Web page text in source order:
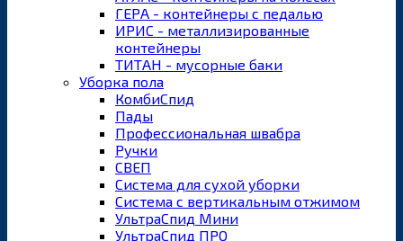
ГЕРА - контейнеры с педалью
ИРИС - металлизированные
контейнеры
ТИТАН - мусорные баки
Уборка пола
КомбиСпид
Пады
Профессиональная швабра
Ручки
СВЕП
Система для сухой уборки
Система с вертикальным отжимом
УльтраСпид Мини
УльтраСпид ПРО